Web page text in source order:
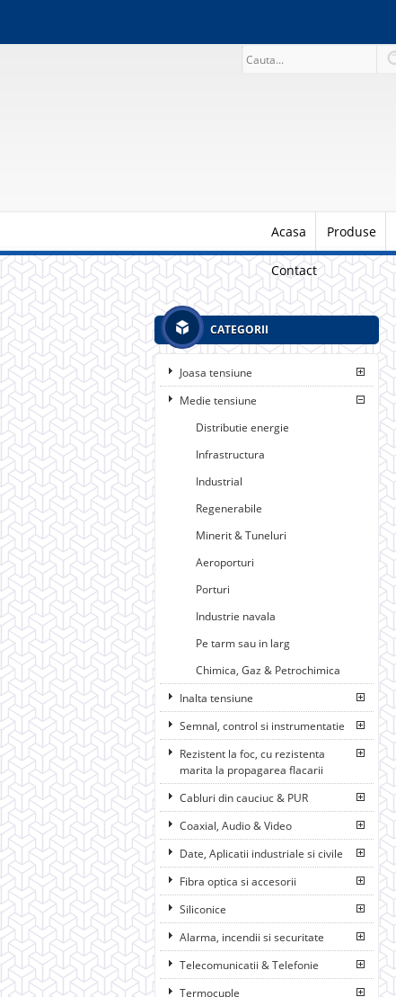
Acasa Produse
Contact
CATEGORII
Joasa tensiune
Medie tensiune
Distributie energie
Infrastructura
Industrial
Regenerabile
Minerit & Tuneluri
Aeroporturi
Porturi
Industrie navala
Pe tarm sau in larg
Chimica, Gaz & Petrochimica
Inalta tensiune
Semnal, control si instrumentatie
Rezistent la foc, cu rezistenta
marita la propagarea flacarii
Cabluri din cauciuc & PUR
Coaxial, Audio & Video
Date, Aplicatii industriale si civile
Fibra optica si accesorii
Siliconice
Alarma, incendii si securitate
Telecomunicatii & Telefonie
Termocuple